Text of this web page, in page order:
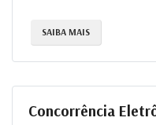
SAIBA MAIS
Concorrência